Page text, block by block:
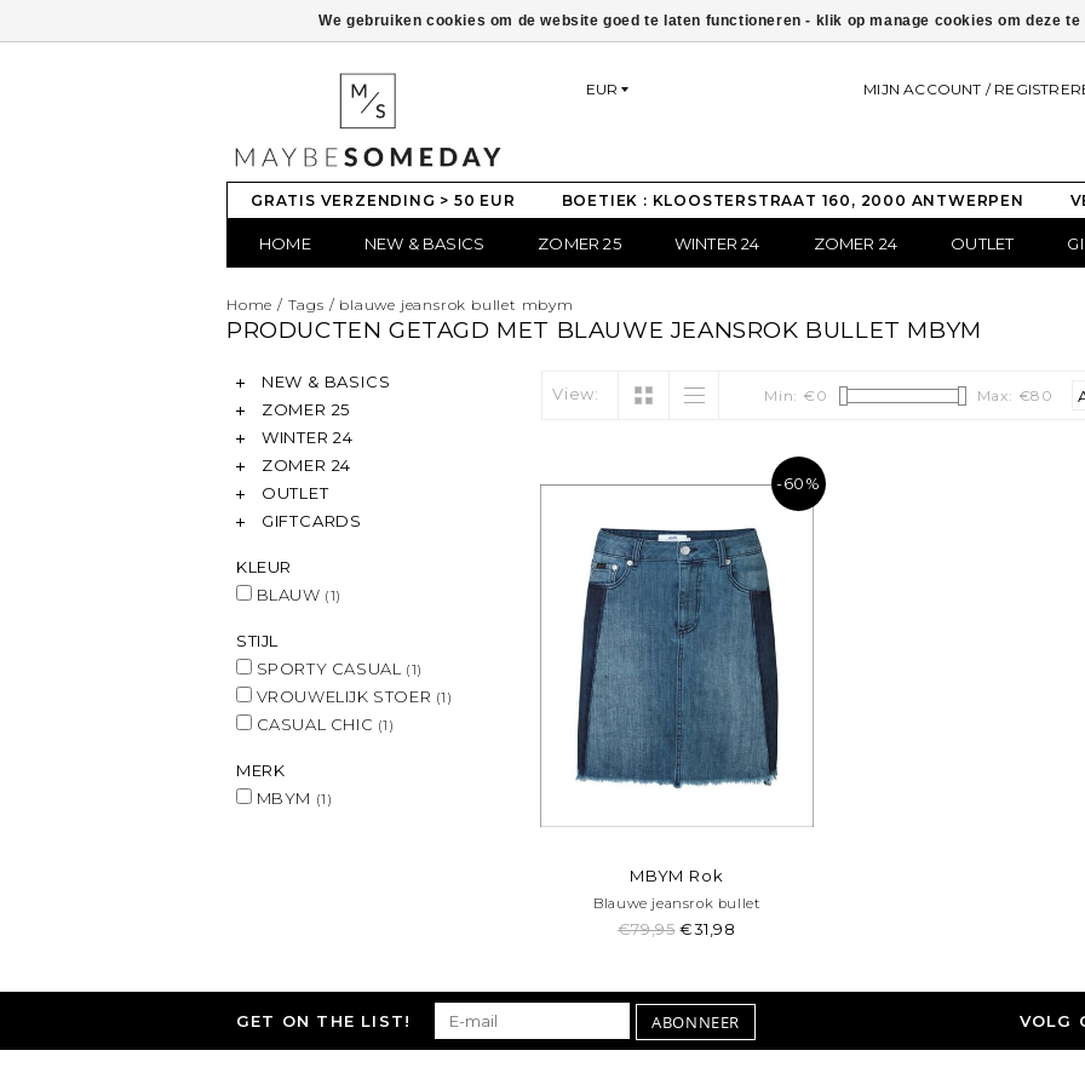
EUR MIJN ACCOUNT /
GRATIS VERZENDING > 50 EUR BOETIEK : KLOOSTERSTRAAT 160, 2000 ANTWERPEN
HOME NEW & BASICS ZOMER 25 WINTER 24 ZOMER 24 OUTLET
Home / Tags / blauwe jeansrok bullet mbym
PRODUCTEN GETAGD MET BLAUWE JEANSROK BULLET MBYM
NEW & BASICS
ZOMER 25
WINTER 24
ZOMER 24
OUTLET
GIFTCARDS
KLEUR
BLAUW (1)
STIJL
SPORTY CASUAL
(1)
VROUWELIJK STOER (1)
CASUAL CHIC (1)
MERK
MBYM (1)
View: Min: € 0 Max: €80
-60%
MBYM Rok
Blauwe jeansrok bullet
€79,95€31,98
We gebruiken cookies om de website goed te laten functioneren - klik op manage cookies om deze
GET ON THE LIST! ABONNEER VOLG